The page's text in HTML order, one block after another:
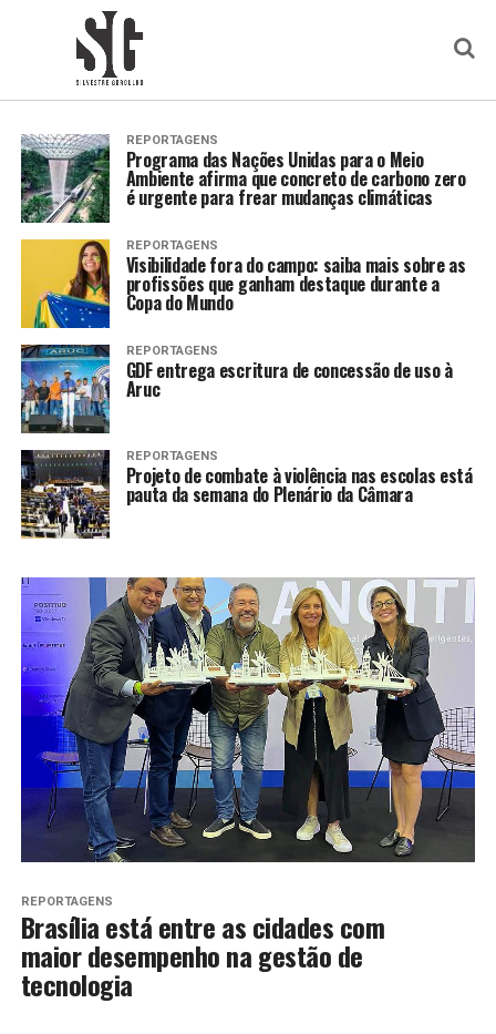
REPORTAGENS
Programa das Nações Unidas para o Meio
Ambiente afirma que concreto de carbono zero
é urgente para frear mudanças climáticas
REPORTAGENS
Visibilidade fora do campo: saiba mais sobre as
profissões que ganham destaque durante a
Copa do Mundo
REPORTAGENS
GDF entrega escritura de concessão de uso à
Aruc
REPORTAGENS
Projeto de combate à violência nas escolas está
pauta da semana do Plenário da Câmara
REPORTAGENS
Brasília está entre as cidades com
maior desempenho na gestão de
tecnologia